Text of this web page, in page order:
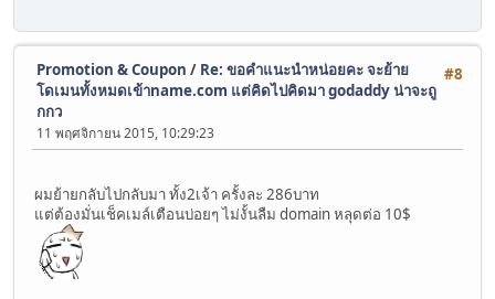
#8
Promotion & Coupon / Re: ขอคำแนะนำหน่อยคะ จะย้าย
โดเมนทั้งหมดเข้าname.com แต่คิดไปคิดมา godaddy น่าจะถู
กกว
11 พฤศจิกายน 2015, 10:29:23
ผมย้ายกลับไปกลับมา ทั้ง2เจ้า ครั้งละ 286บาท
แต่ต้องมั่นเช็คเมล์เตือนบ่อยๆ ไม่งั้นลืม domain หลุดต่อ 10$